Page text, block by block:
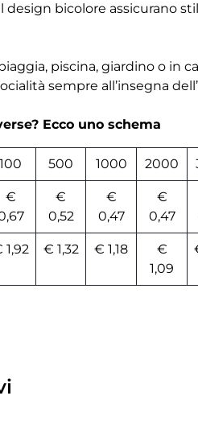
design bicolore assicurano
piscina, giardino o in
sempre all’insegna
Ecco uno schema
100 500 1000 2000
€
€
0,52
€
0,47
€
0,47
1,92 € 1,32 € 1,18
€
1,09